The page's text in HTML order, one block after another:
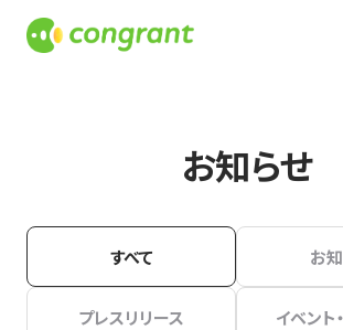
お知らせ
すべて お
プレスリリース イベント